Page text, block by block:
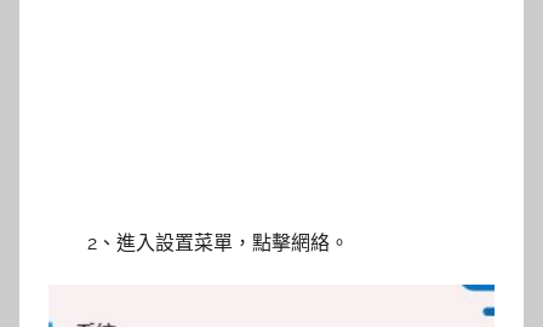
2、進入設置菜單，點擊網絡。